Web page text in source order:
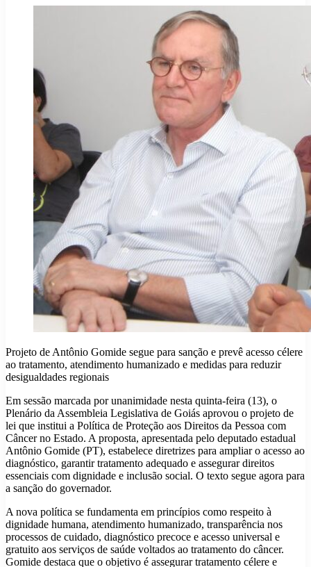
Projeto de Antônio Gomide segue para sanção e prevê acesso célere
ao tratamento, atendimento humanizado e medidas para reduzir
desigualdades regionais
Em sessão marcada por unanimidade nesta quinta-feira (13), o
Plenário da Assembleia Legislativa de Goiás aprovou o projeto de
lei que institui a Política de Proteção aos Direitos da Pessoa com
Câncer no Estado. A proposta, apresentada pelo deputado estadual
Antônio Gomide (PT), estabelece diretrizes para ampliar o acesso ao
diagnóstico, garantir tratamento adequado e assegurar direitos
essenciais com dignidade e inclusão social. O texto segue agora para
a sanção do governador.
A nova política se fundamenta em princípios como respeito à
dignidade humana, atendimento humanizado, transparência nos
processos de cuidado, diagnóstico precoce e acesso universal e
gratuito aos serviços de saúde voltados ao tratamento do câncer.
Gomide destaca que o objetivo é assegurar tratamento célere e